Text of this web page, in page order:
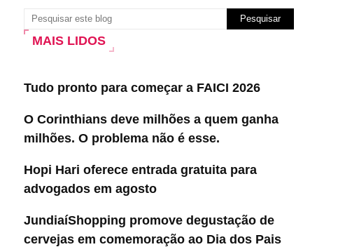
MAIS LIDOS
Tudo pronto para começar a FAICI 2026
O Corinthians deve milhões a quem ganha
milhões. O problema não é esse.
Hopi Hari oferece entrada gratuita para
advogados em agosto
JundiaíShopping promove degustação de
cervejas em comemoração ao Dia dos Pais